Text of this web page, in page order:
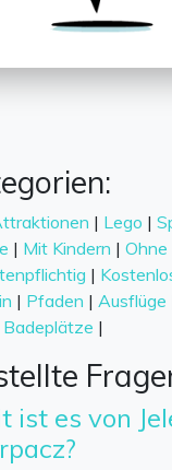
| Lego |
| Mit Kindern | Ohne
|
| Pfaden | Ausflüge
Badeplätze |
ist es von